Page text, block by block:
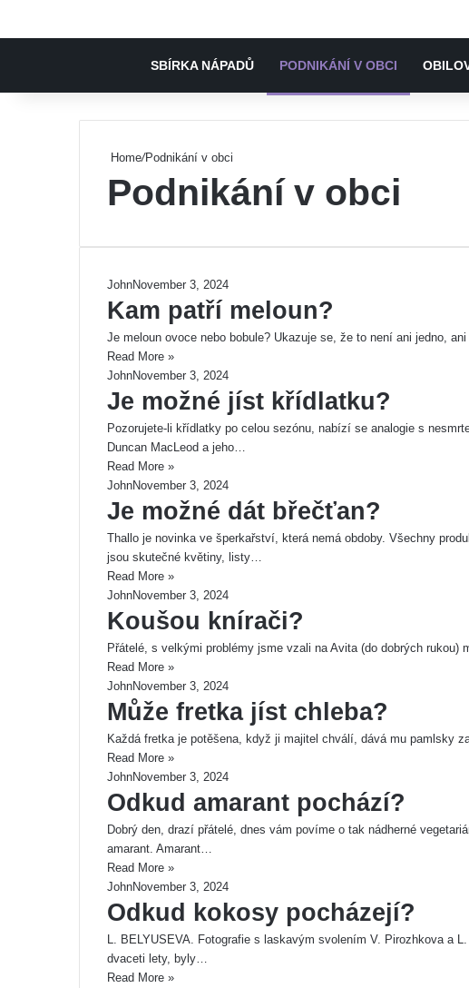
SBÍRKA NÁPADŮ PODNIKÁNÍ V OBCI
Home/Podnikání v obci
Podnikání v obci
JohnNovember 3, 2024
Kam patří meloun?
Je meloun ovoce nebo bobule? Ukazuje se, že to není ani jedno,
Read More »
JohnNovember 3, 2024
Je možné jíst křídlatku?
Pozorujete-li křídlatky po celou sezónu, nabízí se analogie s
Duncan MacLeod a jeho…
Read More »
JohnNovember 3, 2024
Je možné dát břečťan?
Thallo je novinka ve šperkařství, která nemá obdoby. Všechny
jsou skutečné květiny, listy…
Read More »
JohnNovember 3, 2024
Koušou knírači?
Přátelé, s velkými problémy jsme vzali na Avita (do dobrých
Read More »
JohnNovember 3, 2024
Může fretka jíst chleba?
Každá fretka je potěšena, když ji majitel chválí, dává mu pamlsky
Read More »
JohnNovember 3, 2024
Odkud amarant pochází?
Dobrý den, drazí přátelé, dnes vám povíme o tak nádherné
amarant. Amarant…
Read More »
JohnNovember 3, 2024
Odkud kokosy pocházejí?
L. BELYUSEVA. Fotografie s laskavým svolením V. Pirozhkova a
dvaceti lety, byly…
Read More »